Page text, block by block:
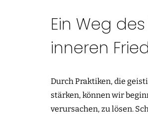
Ein Weg
inneren
Durch Praktiken, die
stärken, können wir
verursachen, zu lösen.